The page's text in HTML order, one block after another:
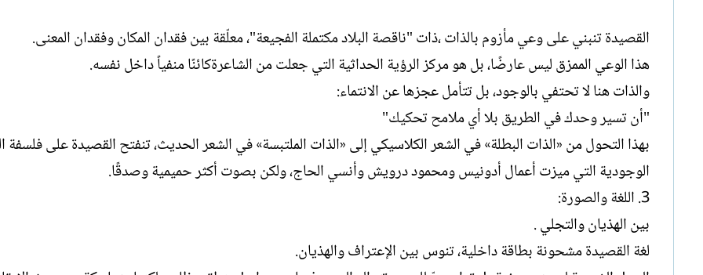
القصيدة تنبني على وعي مأزوم بالذات ،ذات "ناقصة البلاد مكتملة الفجيعة"، معلّقة بين فقدان المكان وفقدان المعنى.
هذا الوعي الممزق ليس عارضًا، بل هو مركز الرؤية الحداثية التي جعلت من الشاعرةكائنًا منفياً داخل نفسه.
والذات هنا لا تحتفي بالوجود، بل تتأمل عجزها عن الانتماء:
"أن تسير وحدك في الطريق بلا أي ملامح تحكيك"
بهذا التحول من «الذات البطلة» في الشعر الكلاسيكي إلى «الذات الملتبسة» في الشعر الحديث، تنفتح القصيدة على فلسفة
الوجودية التي ميزت أعمال أدونيس ومحمود درويش وأنسي الحاج، ولكن بصوت أكثر حميمية وصدقًا.
3. اللغة والصورة:
بين الهذيان والتجلي .
لغة القصيدة مشحونة بطاقة داخلية، تنوس بين الإعتراف والهذيان.